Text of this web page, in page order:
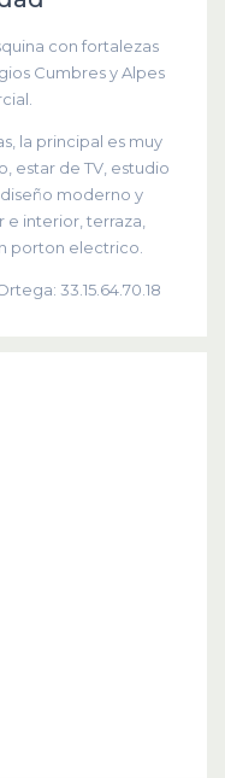
con fortalezas
Cumbres y Alpes
la principal es muy
estar de TV, estudio
moderno y
interior, terraza,
porton electrico.
33.15.64.70.18